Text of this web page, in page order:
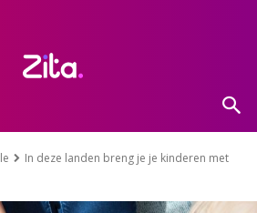
In deze landen breng je je kinderen met